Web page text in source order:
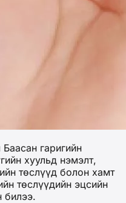
гаригийн
хуульд нэмэлт,
төслүүд болон хамт
төслүүдийн эцсийн
билээ.